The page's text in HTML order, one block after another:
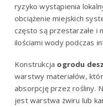
ryzyko wystąpienia
obciążenie miejskich
często są przestarzałe i
ilościami wody podczas
Konstrukcja ogrodu
warstwy materiałów,
absorpcję przez rośliny.
jest warstwa żwiru lub